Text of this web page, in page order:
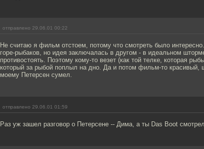
отправлено 29.06.01 00:22
Не считаю я фильм отстоем, потому что смотреть было
горе-рыбаков, но идея заключалась в другом - в идеальном
противостоять. Поэтому кому-то везет (как той телке, которая
который за рыбой поплыл на дно. Да и потом фильм-то красивый,
моему Петерсен сумел.
отправлено 29.06.01 01:59
Раз уж зашел разговор о Петерсене -- Дима, а ты Das Boot